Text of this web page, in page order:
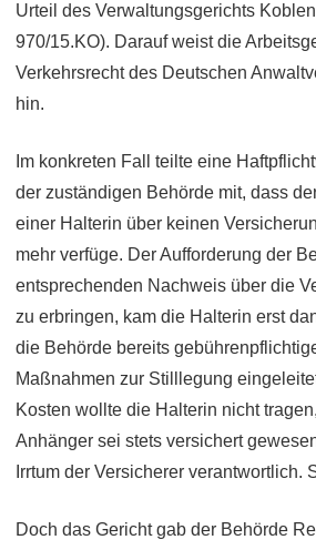
Urteil des Verwaltungsgerichts
970/15.KO). Darauf weist die
Verkehrsrecht des Deutschen
hin.
Im konkreten Fall teilte eine
der zuständigen Behörde mit, dass
einer Halterin über keinen
mehr verfüge. Der Aufforderung der
entsprechenden Nachweis über die
zu erbringen, kam die Halterin erst
die Behörde bereits
Maßnahmen zur Stilllegung
Kosten wollte die Halterin nicht
Anhänger sei stets versichert
Irrtum der Versicherer verantwortlich.
Doch das Gericht gab der Behörde